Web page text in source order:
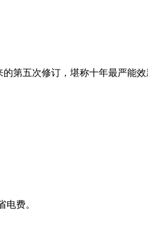
第五次修订，堪称十年最严能效
费。